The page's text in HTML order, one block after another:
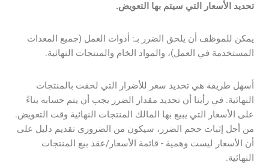
تحديد الأسعار التي سيتم بها التعويض.
يمكن للموظف أن يلحق الضرر بـ: أدوات العمل (جميع المعدات
المستخدمة في العمل)، والمواد الخام والمنتجات النهائية.
أسهل طريقة هي تحديد سعر للأضرار التي لحقت بالمنتجات
النهائية. في رأينا أن تحديد مقدار الضرر يجب أن يتم حسابه بناءً
على الأسعار التي يبيع بها المالك المنتجات النهائية وقت التعويض.
من أجل إثبات حجم الضرر، سيكون من الضروري تقديم دليل على
أن الأسعار ليست وهمية - قائمة الأسعار/عقد بيع المنتجات
النهائية.